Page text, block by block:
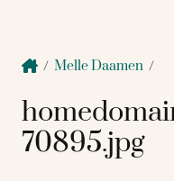
/ Melle Daamen /
70895.jpg